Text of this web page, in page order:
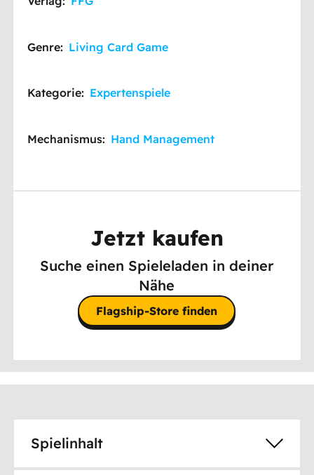
Genre: Living Card Game
Kategorie: Expertenspiele
Mechanismus: Hand Management
Jetzt kaufen
Suche einen Spieleladen in deiner
Nähe
Flagship-Store finden
Spielinhalt